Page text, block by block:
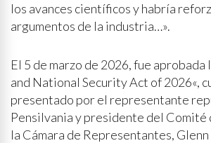
los avances científicos y habría
argumentos de la industria…».
El 5 de marzo de 2026, fue aprobada
and National Security Act of 2026«,
presentado por el representante
Pensilvania y presidente del
la Cámara de Representantes, Glenn